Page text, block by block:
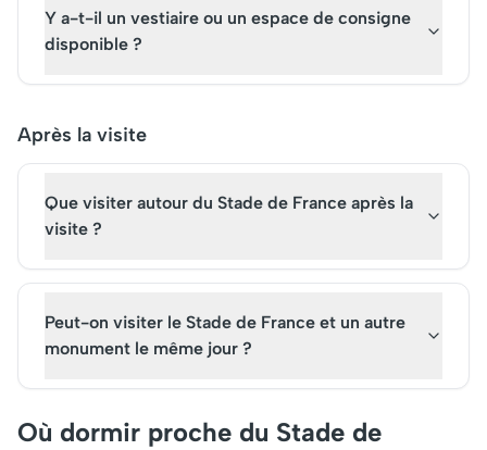
Y a-t-il un vestiaire ou un espace de consigne
disponible ?
Après la visite
Que visiter autour du Stade de France après la
visite ?
Peut-on visiter le Stade de France et un autre
monument le même jour ?
Où dormir proche du Stade de